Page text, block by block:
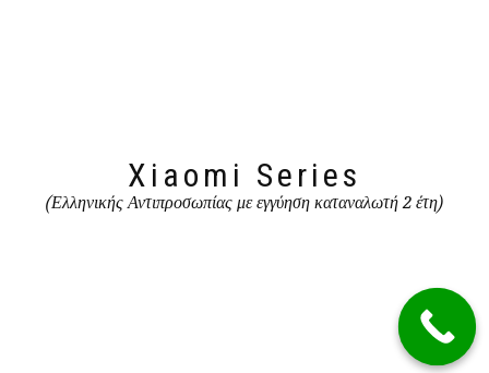
Xiaomi Series
(Ελληνικής Αντιπροσωπίας με εγγύηση καταναλωτή 2 έτη)